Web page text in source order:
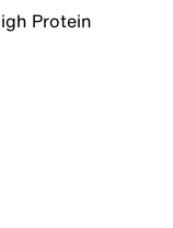
Protein